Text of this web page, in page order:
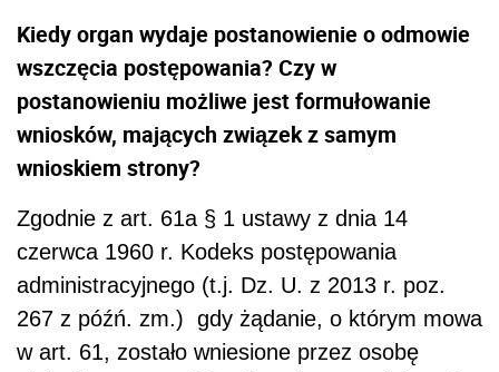
Kiedy organ wydaje postanowienie o odmowie
wszczęcia postępowania? Czy w
postanowieniu możliwe jest formułowanie
wniosków, mających związek z samym
wnioskiem strony?
Zgodnie z art. 61a § 1 ustawy z dnia 14
czerwca 1960 r. Kodeks postępowania
administracyjnego (t.j. Dz. U. z 2013 r. poz.
267 z późń. zm.) gdy żądanie, o którym mowa
w art. 61, zostało wniesione przez osobę